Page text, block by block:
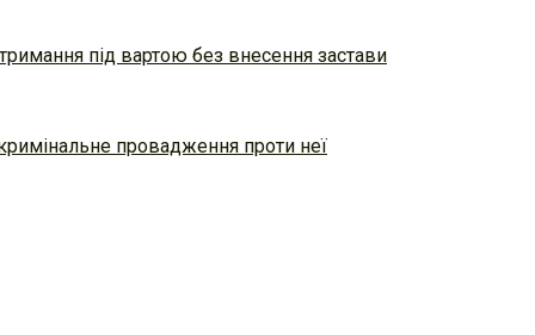
під вартою без внесення застави
провадження проти неї